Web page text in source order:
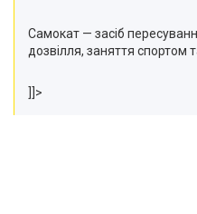
Самокат — засіб
дозвілля, заняття спортом
]]>